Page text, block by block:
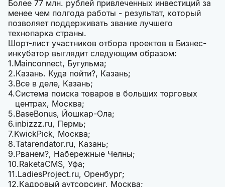
Более 77 млн. рублей привлеченных инвестиций за
менее чем полгода работы - результат, который
позволяет поддерживать звание лучшего
технопарка страны.
Шорт-лист участников отбора проектов в Бизнес-
инкубатор выглядит следующим образом:
Mainconnect, Бугульма;
Казань. Куда пойти?, Казань;
Все в деле, Казань;
Система поиска товаров в больших торговых
центрах, Москва;
BaseBonus, Йошкар-Ола;
inbizzz.ru, Пермь;
KwickPick, Москва;
Tatarendator.ru, Казань;
Рванем?, Набережные Челны;
RaketaCMS, Уфа;
LadiesProject.ru, Оренбург;
Кадровый аутсорсинг, Москва;